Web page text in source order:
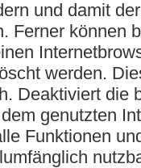
und damit
Ferner können
werden.
Deaktiviert die
genutzten
Funktionen